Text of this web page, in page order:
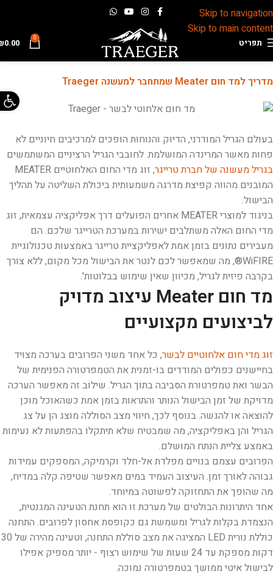
Skip to navigation
Skip to main content
תפריט 0
0.00
מדריך למד חום Meater שמתחבר למעשנה Traeger
בעולם הגריל המודרני, הדיוק והנוחות הופכים למרכיבים חיוניים לא
פחות מאשר המרינדה המושלמת. לחובבי הגריל הרציניים המשתמשים
בגריל מעשנה של חברת טרייגר
, זוג מדי החום האלחוטיים MEATER
המובנים מהווה קפיצת מדרגה משמעותית ביכולת השליטה על תהליך
הבישול.
בניגוד למוצרי MEATER אחרים הפועלים דרך אפליקציה עצמאית, זוג
מדי החום האלה משתלבים ישירות במערכת הטרייגר שלכם. הם
מעבירים נתונים בזמן אמת לאפליקציית טרייגר באמצעות טכנולוגיית
WiFIRE®, מה שמאפשר לכם לנטר את הבישול מכל מקום, ללא צורך
בקרבה פיזית לגריל, מכיוון שאין שימוש בבלוטות'.
מד חום Meater עיצוב מדויק
לביצועים מקצועיים
זוג מדי חום אלחוטיים לבשר, כל אחד משני הפרובים בערכה מצויד
בחיישנים כפולים המודדים בו-זמנית את הטמפרטורה הפנימית של
הבשר ואת טמפרטורת הסביבה בתוך הגריל. שילוב זה מאפשר הערכה
מדויקת של זמן הבישול הנותר והתראות בזמן אמת כשהאוכל מוכן
להוצאה או להגשה. בנוסף לכך, חיווי מצב הסוללה מוצג הן על צג
הגריל והן באפליקציה, מה שמבטיח שלא תיתקלו בהפתעות לא נעימות
באמצע צליית הנתח המושלם.
הפרובים עצמם בנויים מפלדת אל-חלד וקרמיקה, המספקים עמידות
גבוהה לאורך זמן. העיצוב העמיד במים מאפשר שטיפה קלה במדיח,
מה שהופך את התחזוקה לפשוטה במיוחד.
אחד היתרונות הבולטים של מערכת זו הוא תחנת הטעינה המגנטית,
הנצמדת בקלות לגריל ומשמשת גם כקופסת אחסון לפרובים. התחנה
כוללת נורית LED המציגה את מצב סוללת התחנה, וטעינה מהירה של 30
דקות מספקת עד 24 שעות של שימוש רצוף - יותר מספיק אפילו
לבישול איטי ממושך בטמפרטורה נמוכה.